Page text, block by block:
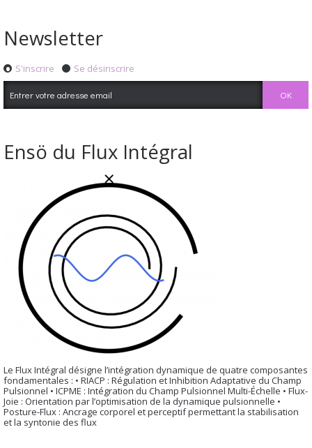
Newsletter
S'inscrire Se désinscrire
Ensö du Flux Intégral
Le Flux Intégral désigne l’intégration dynamique de quatre composantes
fondamentales : • RIACP : Régulation et Inhibition Adaptative du Champ
Pulsionnel • ICPME : Intégration du Champ Pulsionnel Multi-Échelle • Flux-
Joie : Orientation par l’optimisation de la dynamique pulsionnelle •
Posture-Flux : Ancrage corporel et perceptif permettant la stabilisation
et la syntonie des flux